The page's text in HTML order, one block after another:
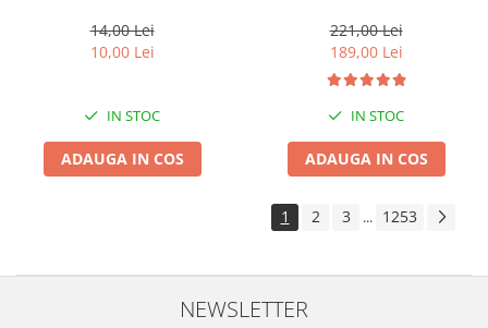
14,00 Lei
10,00 Lei
IN STOC
ADAUGA IN COS
221,00 Lei
189,00 Lei
IN STOC
ADAUGA IN COS
1 2 3 ... 1253
NEWSLETTER